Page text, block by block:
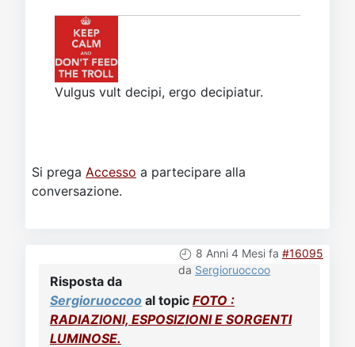
Vulgus vult decipi, ergo decipiatur.
Si prega Accesso a partecipare alla
conversazione.
8 Anni 4 Mesi fa #16095
da Sergioruoccoo
Risposta da
Sergioruoccoo al topic FOTO :
RADIAZIONI, ESPOSIZIONI E SORGENTI
LUMINOSE.